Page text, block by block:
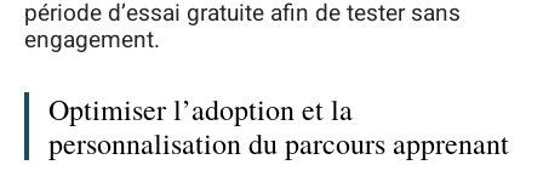
période d’essai gratuite afin de tester sans
engagement.
Optimiser l’adoption et la
personnalisation du parcours apprenant